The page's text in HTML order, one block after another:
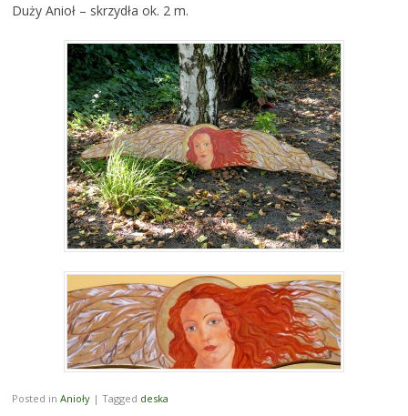
Duży Anioł – skrzydła ok. 2 m.
Posted in Anioły | Tagged deska